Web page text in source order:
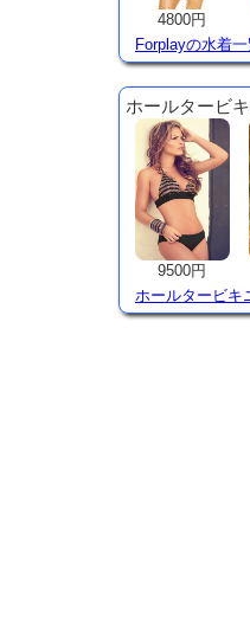
4800円
Forplayの水着一
ホールタービ
9500円
ホールタービキ